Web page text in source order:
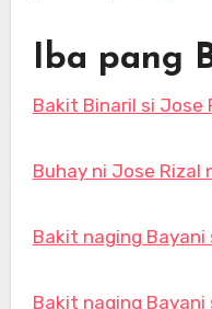
Iba pang
Bakit Binaril si Jose
Buhay ni Jose Rizal
Bakit naging Bayani
Bakit naging